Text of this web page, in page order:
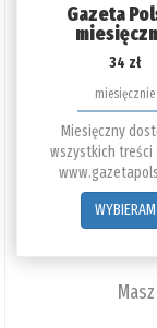
Gazeta
34 zł
miesięcznie
Miesięczny
wszystkich treści
WYBIERAM